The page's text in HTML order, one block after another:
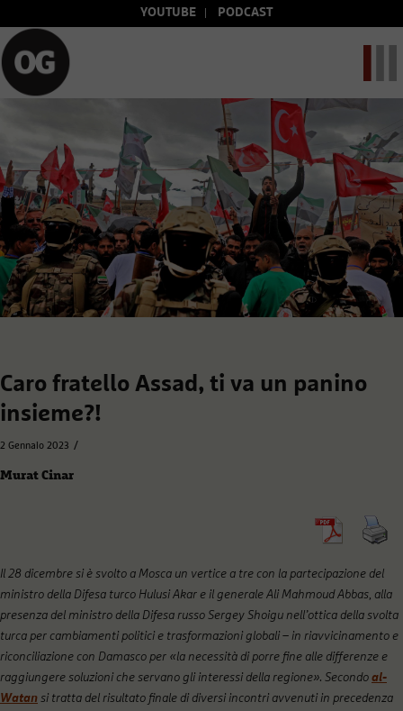
YOUTUBE PODCAST
Caro fratello Assad, ti va un panino
insieme?!
2 Gennaio 2023 /
Murat Cinar
Il 28 dicembre si è svolto a Mosca un vertice a tre con la partecipazione del
ministro della Difesa turco Hulusi Akar e il generale Ali Mahmoud Abbas, alla
presenza del ministro della Difesa russo Sergey Shoigu nell’ottica della svolta
turca per cambiamenti politici e trasformazioni globali – in riavvicinamento e
riconciliazione con Damasco per «la necessità di porre fine alle differenze e
raggiungere soluzioni che servano gli interessi della regione». Secondo al-
Watan si tratta del risultato finale di diversi incontri avvenuti in precedenza